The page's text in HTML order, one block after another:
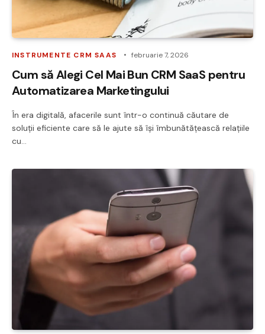
INSTRUMENTE CRM SAAS februarie 7, 2026
Cum să Alegi Cel Mai Bun CRM SaaS pentru
Automatizarea Marketingului
În era digitală, afacerile sunt într-o continuă căutare de
soluții eficiente care să le ajute să își îmbunătățească relațiile
cu…